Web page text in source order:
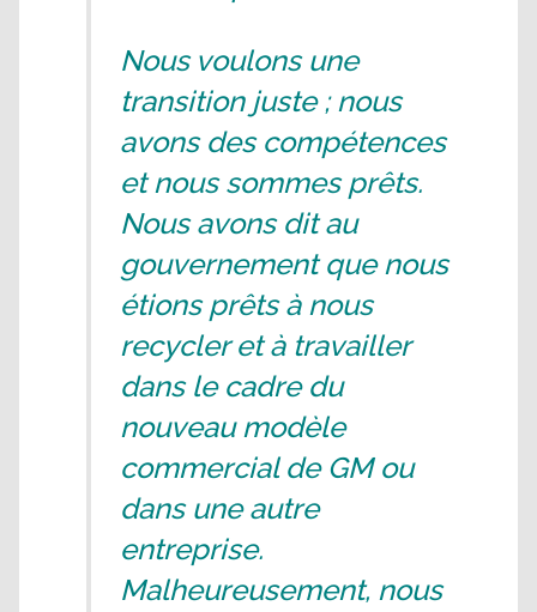
Nous voulons une
transition juste ; nous
avons des compétences
et nous sommes prêts.
Nous avons dit au
gouvernement que nous
étions prêts à nous
recycler et à travailler
dans le cadre du
nouveau modèle
commercial de GM ou
dans une autre
entreprise.
Malheureusement, nous